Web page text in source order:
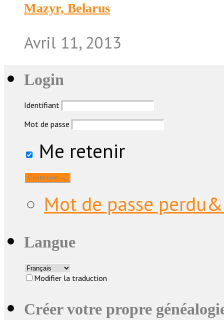
Mazyr, Belarus
Avril 11, 2013
Login
Identifiant
Mot de passe
Me retenir
Mot de passe
Langue
Modifier la traduction
Créer votre propre